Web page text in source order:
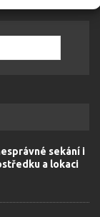
sekání i
a lokaci